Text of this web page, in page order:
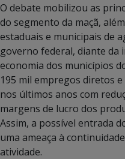
O debate mobilizou as
do segmento da maçã,
estaduais e municipais de
governo federal, diante da
economia dos municípios
195 mil empregos diretos
nos últimos anos com
margens de lucro dos
Assim, a possível entrada
uma ameaça à
atividade.